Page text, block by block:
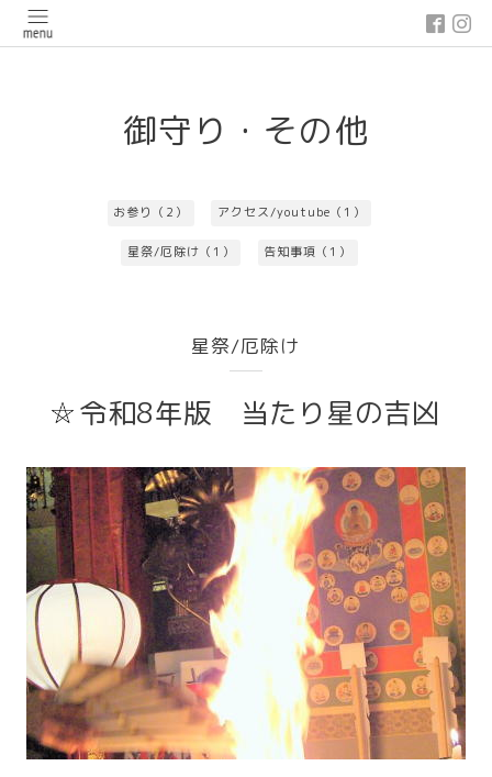
google-site-verification: google03647e12badb45de.html
御守り・その他
お参り（2） アクセス/youtube（1）
星祭/厄除け（1） 告知事項（1）
星祭/厄除け
令和8年版 当たり星の吉凶